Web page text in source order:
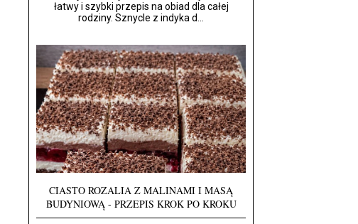
łatwy i szybki przepis na obiad dla całej
rodziny. Sznycle z indyka d...
CIASTO ROZALIA Z MALINAMI I MASĄ
BUDYNIOWĄ - PRZEPIS KROK PO KROKU